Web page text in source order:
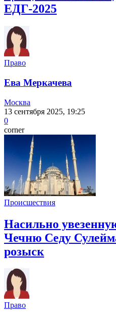
ЕДГ-2025
Право
Ева Меркачева
Москва
13 сентября 2025, 19:25
0
corner
Происшествия
Насильно
Чечню Седу
розыск
Право